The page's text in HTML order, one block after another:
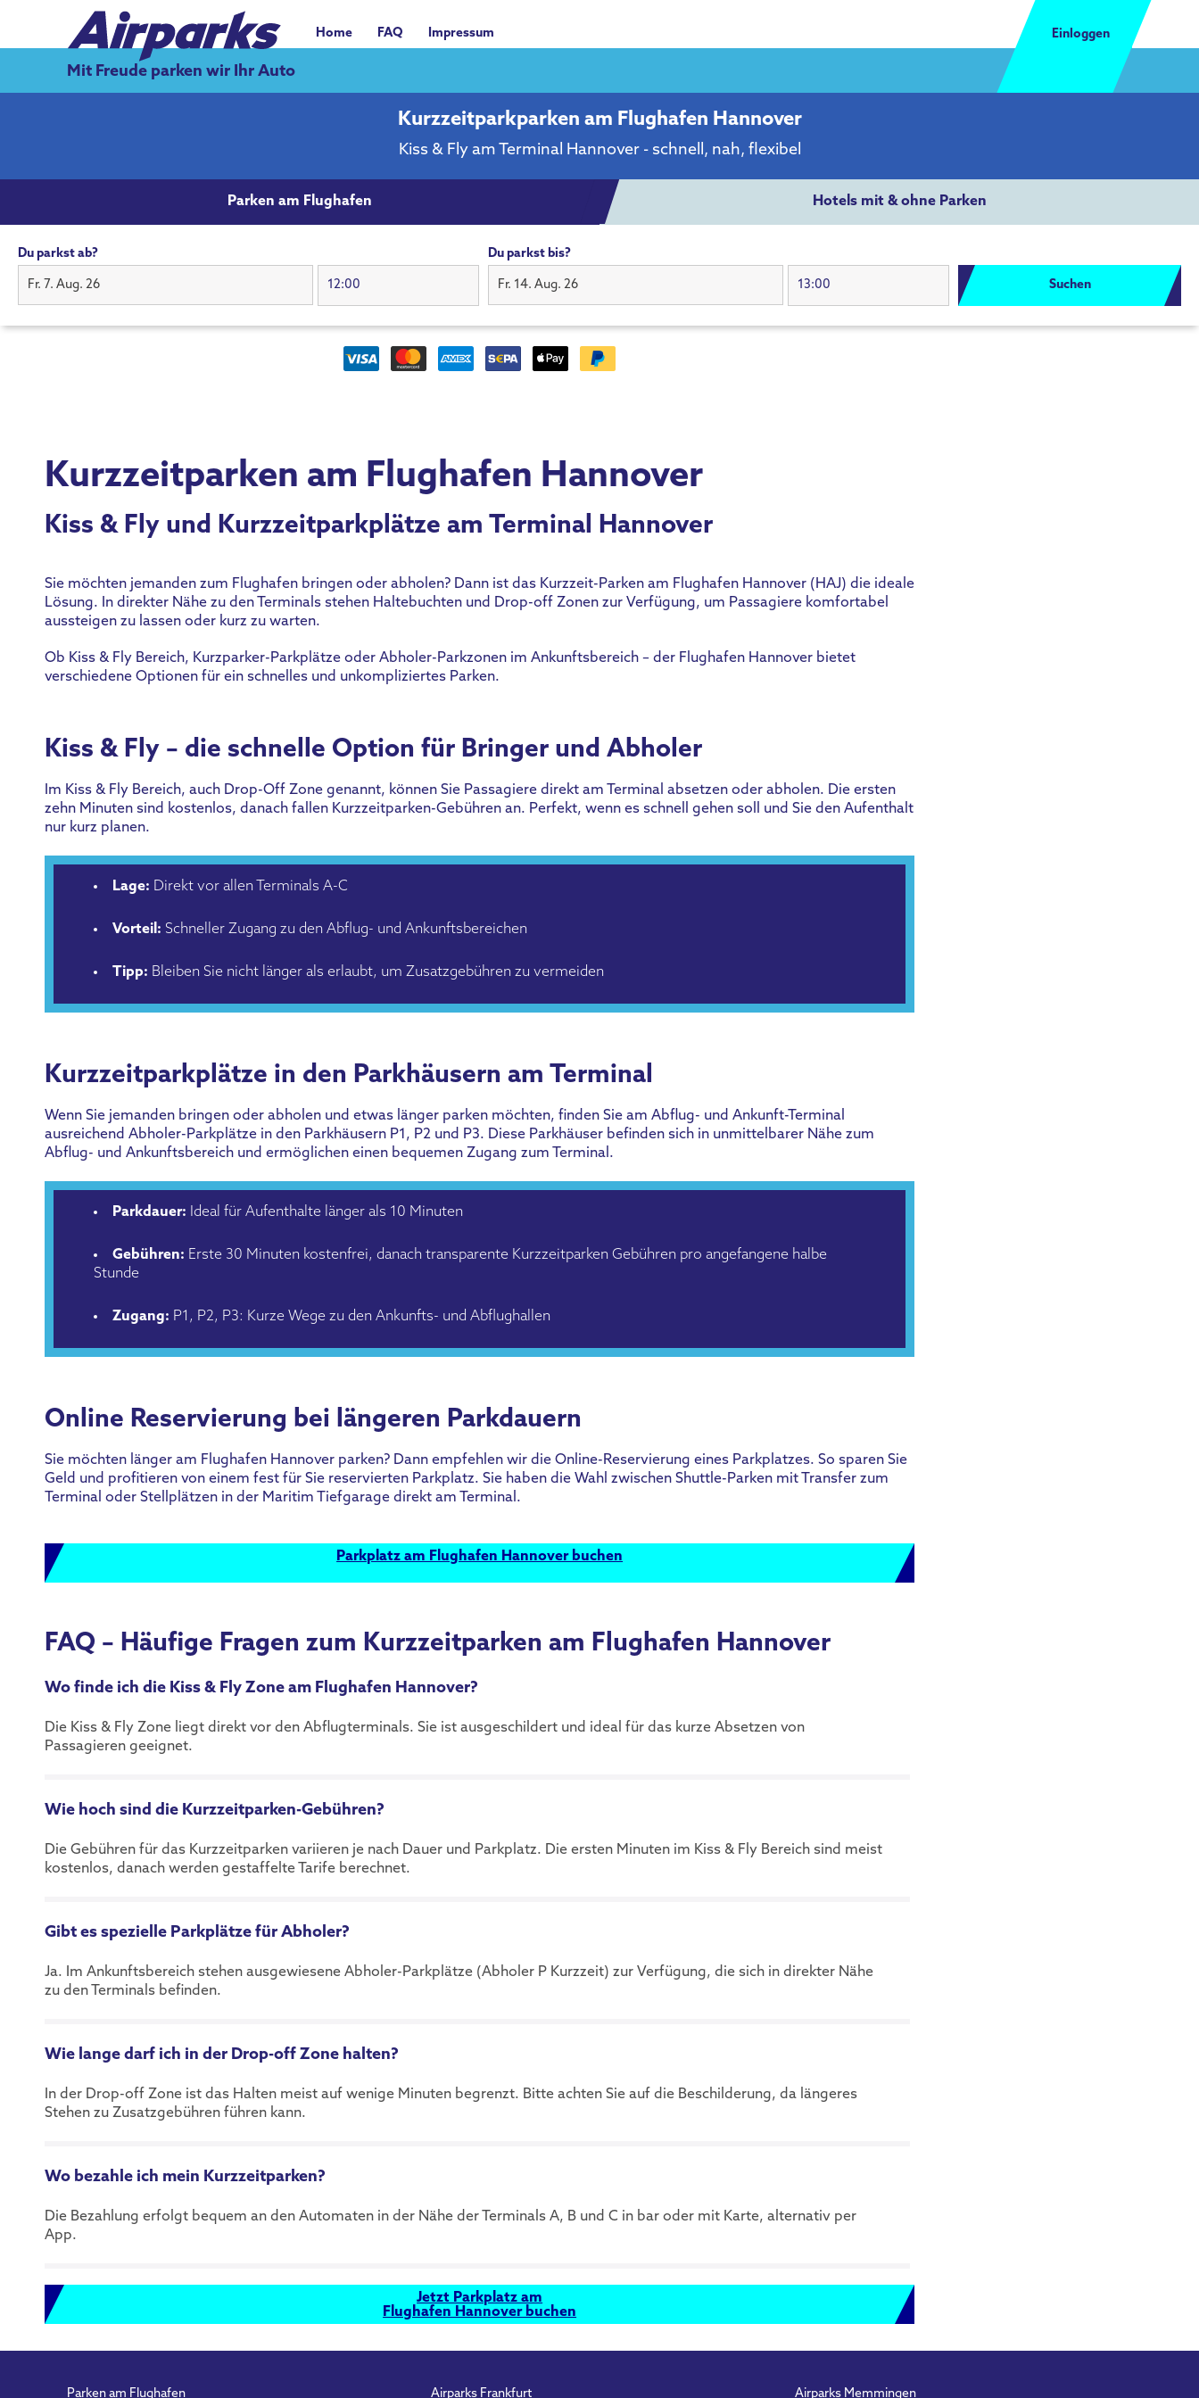
Mit Freude parken wir Ihr Auto
Einloggen
Home FAQ Impressum
Kurzzeitparkparken am Flughafen Hannover
Kiss & Fly am Terminal Hannover - schnell, nah, flexibel
Parken am Flughafen Hotels mit & ohne Parken
Du parkst ab?
Fr. 7. Aug. 26
Du parkst bis?
Fr. 14. Aug. 26 Suchen
Kurzzeitparken am Flughafen Hannover
Kiss & Fly und Kurzzeitparkplätze am Terminal Hannover
Sie möchten jemanden zum Flughafen bringen oder abholen? Dann ist das Kurzzeit-Parken am Flughafen Hannover (HAJ) die ideale
Lösung. In direkter Nähe zu den Terminals stehen Haltebuchten und Drop-off Zonen zur Verfügung, um Passagiere komfortabel
aussteigen zu lassen oder kurz zu warten.
Ob Kiss & Fly Bereich, Kurzparker-Parkplätze oder Abholer-Parkzonen im Ankunftsbereich – der Flughafen Hannover bietet
verschiedene Optionen für ein schnelles und unkompliziertes Parken.
Kiss & Fly – die schnelle Option für Bringer und Abholer
Im Kiss & Fly Bereich, auch Drop-Off Zone genannt, können Sie Passagiere direkt am Terminal absetzen oder abholen. Die ersten
zehn Minuten sind kostenlos, danach fallen Kurzzeitparken-Gebühren an. Perfekt, wenn es schnell gehen soll und Sie den Aufenthalt
nur kurz planen.
Lage: Direkt vor allen Terminals A-C
Vorteil: Schneller Zugang zu den Abflug- und Ankunftsbereichen
Tipp: Bleiben Sie nicht länger als erlaubt, um Zusatzgebühren zu vermeiden
Kurzzeitparkplätze in den Parkhäusern am Terminal
Wenn Sie jemanden bringen oder abholen und etwas länger parken möchten, finden Sie am Abflug- und Ankunft-Terminal
ausreichend Abholer-Parkplätze in den Parkhäusern P1, P2 und P3. Diese Parkhäuser befinden sich in unmittelbarer Nähe zum
Abflug- und Ankunftsbereich und ermöglichen einen bequemen Zugang zum Terminal.
Parkdauer: Ideal für Aufenthalte länger als 10 Minuten
Gebühren: Erste 30 Minuten kostenfrei, danach transparente Kurzzeitparken Gebühren pro angefangene halbe
Stunde
Zugang: P1, P2, P3: Kurze Wege zu den Ankunfts- und Abflughallen
Online Reservierung bei längeren Parkdauern
Sie möchten länger am Flughafen Hannover parken? Dann empfehlen wir die Online-Reservierung eines Parkplatzes. So sparen Sie
Geld und profitieren von einem fest für Sie reservierten Parkplatz. Sie haben die Wahl zwischen Shuttle-Parken mit Transfer zum
Terminal oder Stellplätzen in der Maritim Tiefgarage direkt am Terminal.
Parkplatz am Flughafen Hannover buchen
FAQ – Häufige Fragen zum Kurzzeitparken am Flughafen Hannover
Wo finde ich die Kiss & Fly Zone am Flughafen Hannover?
Die Kiss & Fly Zone liegt direkt vor den Abflugterminals. Sie ist ausgeschildert und ideal für das kurze Absetzen von
Passagieren geeignet.
Wie hoch sind die Kurzzeitparken-Gebühren?
Die Gebühren für das Kurzzeitparken variieren je nach Dauer und Parkplatz. Die ersten Minuten im Kiss & Fly Bereich sind meist
kostenlos, danach werden gestaffelte Tarife berechnet.
Gibt es spezielle Parkplätze für Abholer?
Ja. Im Ankunftsbereich stehen ausgewiesene Abholer-Parkplätze (Abholer P Kurzzeit) zur Verfügung, die sich in direkter Nähe
zu den Terminals befinden.
Wie lange darf ich in der Drop-off Zone halten?
In der Drop-off Zone ist das Halten meist auf wenige Minuten begrenzt. Bitte achten Sie auf die Beschilderung, da längeres
Stehen zu Zusatzgebühren führen kann.
Wo bezahle ich mein Kurzzeitparken?
Die Bezahlung erfolgt bequem an den Automaten in der Nähe der Terminals A, B und C in bar oder mit Karte, alternativ per
App.
Jetzt Parkplatz am
Flughafen Hannover buchen
Parken am Flughafen Airparks Frankfurt Airparks Memmingen